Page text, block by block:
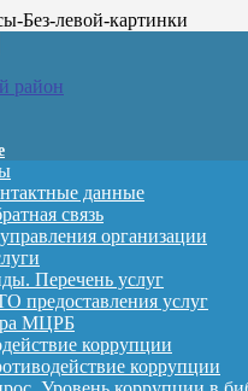
район
данные
связь
организации
Перечень услуг
предоставления услуг
МЦРБ
коррупции
коррупции